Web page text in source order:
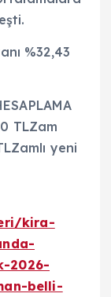
%32,43
TLZam
yeni
kira-
2026-
belli-